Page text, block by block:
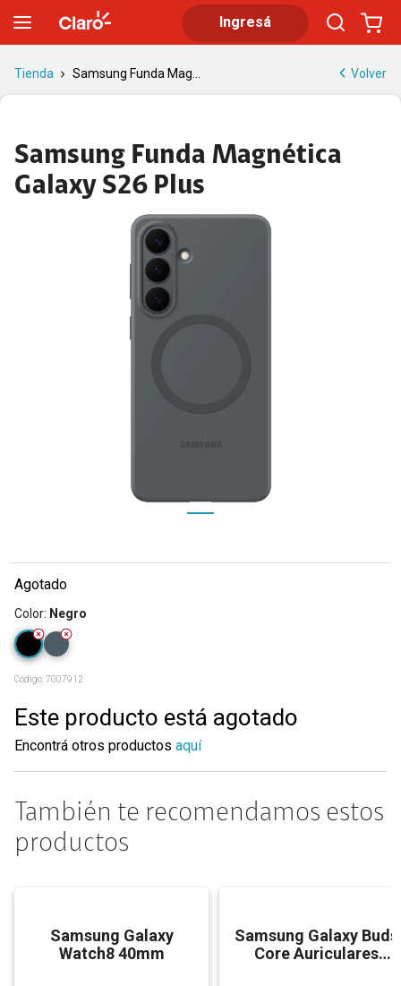
Ingresá
Tienda Samsung Funda Mag... Volver
Samsung Funda Magnética
Galaxy S26 Plus
Agotado
Color: Negro
Código:7007912
Este producto está agotado
Encontrá otros productos aquí
También te recomendamos estos
productos
Samsung Galaxy
Watch8 40mm
Samsung Galaxy Buds
Core Auriculares
Samsung Funda Magnética Galaxy S26 Plus | Tienda Claro